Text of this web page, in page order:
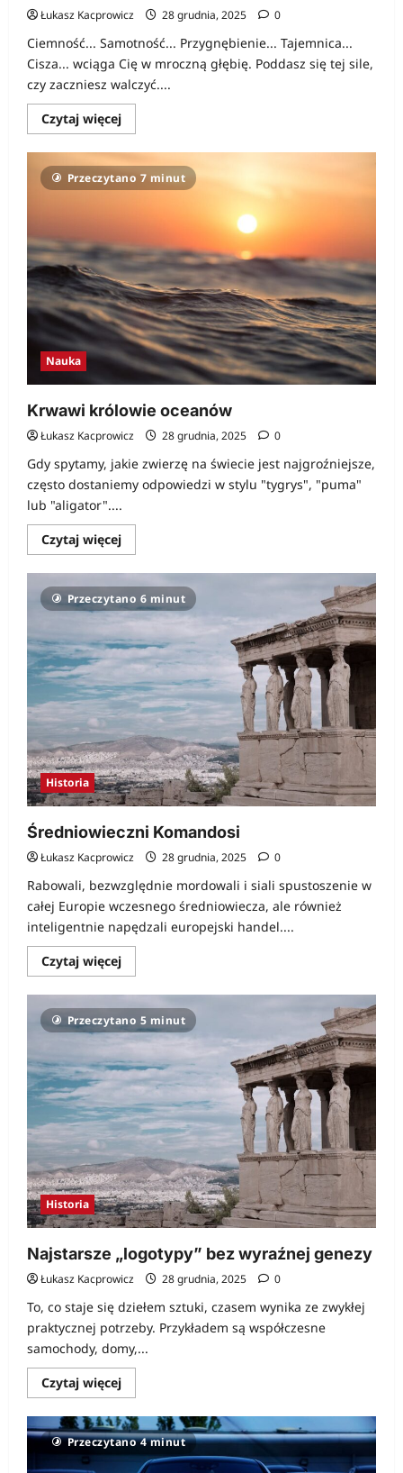
Łukasz Kacprowicz 28 grudnia, 2025 0
Ciemność... Samotność... Przygnębienie... Tajemnica...
Cisza... wciąga Cię w mroczną głębię. Poddasz się tej sile,
czy zaczniesz walczyć....
Czytaj więcejDowiedz
się
o
Uruchamiając
Maszynę
w
Przeczytano 7 minut
Nauka
Krwawi królowie oceanów
Łukasz Kacprowicz 28 grudnia, 2025 0
Gdy spytamy, jakie zwierzę na świecie jest najgroźniejsze,
często dostaniemy odpowiedzi w stylu "tygrys", "puma"
lub "aligator"....
Czytaj więcejDowiedz
się
o
Krwawi
królowie
oceanów
Przeczytano 6 minut
Historia
Średniowieczni Komandosi
Łukasz Kacprowicz 28 grudnia, 2025 0
Rabowali, bezwzględnie mordowali i siali spustoszenie w
całej Europie wczesnego średniowiecza, ale również
inteligentnie napędzali europejski handel....
Czytaj więcejDowiedz
się
o
Średniowieczni
Komandosi
Przeczytano 5 minut
Historia
Najstarsze „logotypy” bez wyraźnej genezy
Łukasz Kacprowicz 28 grudnia, 2025 0
To, co staje się dziełem sztuki, czasem wynika ze zwykłej
praktycznej potrzeby. Przykładem są współczesne
samochody, domy,...
Czytaj więcejDowiedz
się
o
Najstarsze
„logotypy”
bez
Przeczytano 4 minut